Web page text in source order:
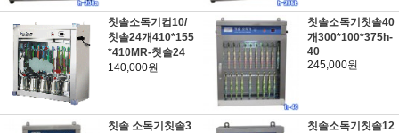
칫솔소독기컵10/
칫솔24개410*155
*410MR-칫솔24
140,000원
칫솔소독기칫솔40
개300*100*375h-
40
245,000원
칫솔 소독기칫솔3
칫솔소독기칫솔12